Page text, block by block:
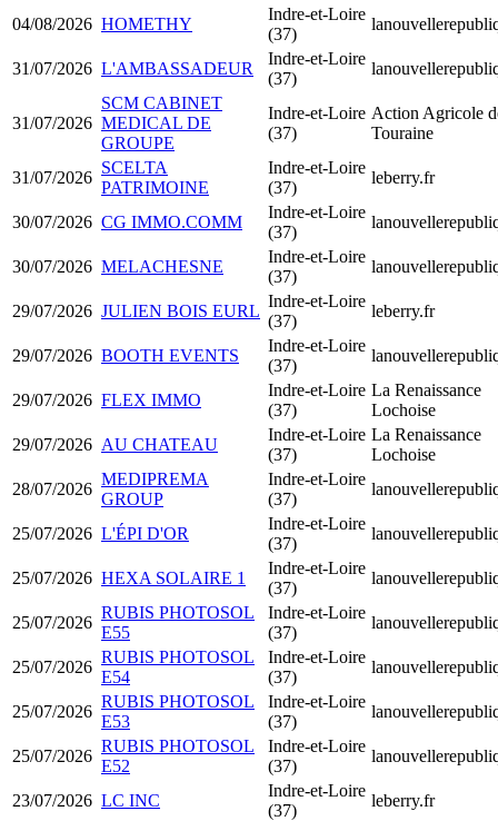
04/08/2026 HOMETHY
Indre-et-Loire
(37)
31/07/2026 L'AMBASSADEUR
Indre-et-Loire
(37)
31/07/2026
SCM CABINET
MEDICAL DE
GROUPE
Indre-et-Loire
(37)
Action Agricole
Touraine
31/07/2026
SCELTA
PATRIMOINE
Indre-et-Loire
(37)
leberry.fr
30/07/2026 CG IMMO.COMM
Indre-et-Loire
(37)
30/07/2026 MELACHESNE
Indre-et-Loire
(37)
29/07/2026 JULIEN BOIS EURL
Indre-et-Loire
(37)
leberry.fr
29/07/2026 BOOTH EVENTS
Indre-et-Loire
(37)
29/07/2026 FLEX IMMO
Indre-et-Loire
(37)
La Renaissance
Lochoise
29/07/2026 AU CHATEAU
Indre-et-Loire
(37)
La Renaissance
Lochoise
28/07/2026
MEDIPREMA
GROUP
Indre-et-Loire
(37)
25/07/2026 L'ÉPI D'OR
Indre-et-Loire
(37)
25/07/2026 HEXA SOLAIRE 1
Indre-et-Loire
(37)
25/07/2026
RUBIS PHOTOSOL
E55
Indre-et-Loire
(37)
25/07/2026
RUBIS PHOTOSOL
E54
Indre-et-Loire
(37)
25/07/2026
RUBIS PHOTOSOL
E53
Indre-et-Loire
(37)
25/07/2026
RUBIS PHOTOSOL
E52
Indre-et-Loire
(37)
23/07/2026 LC INC
Indre-et-Loire
(37)
leberry.fr